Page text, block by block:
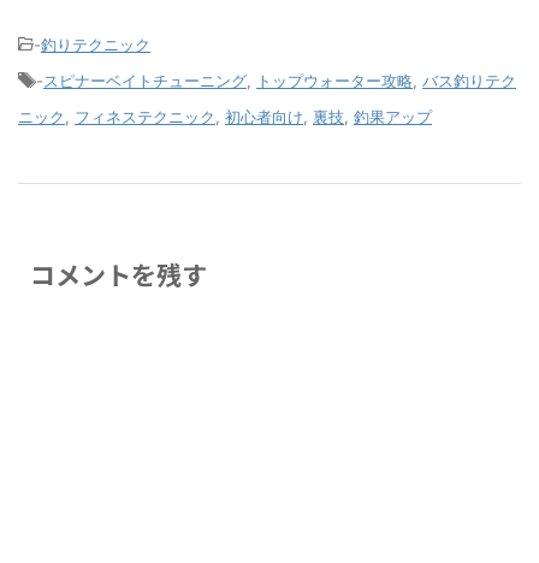
-釣りテクニック
-スピナーベイトチューニング, トップウォーター攻略, バス釣りテク
ニック, フィネステクニック, 初心者向け, 裏技, 釣果アップ
コメントを残す